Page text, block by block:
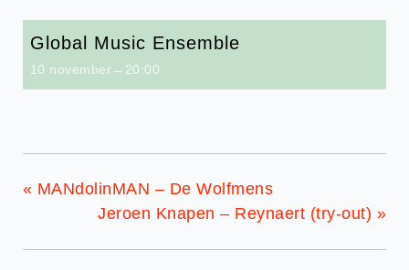
Global Music Ensemble
10 november→20:00
« MANdolinMAN – De Wolfmens
Jeroen Knapen – Reynaert (try-out) »